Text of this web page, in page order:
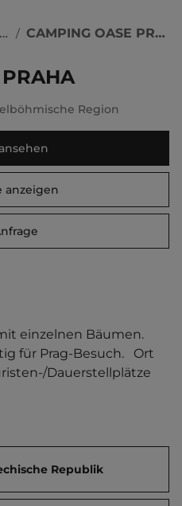
Campingplätze / CAMPING OASE PRAHA
Region
anzeigen
einzelnen Bäumen.
für Prag-Besuch.   Ort
Dauerstellplätze
Republik